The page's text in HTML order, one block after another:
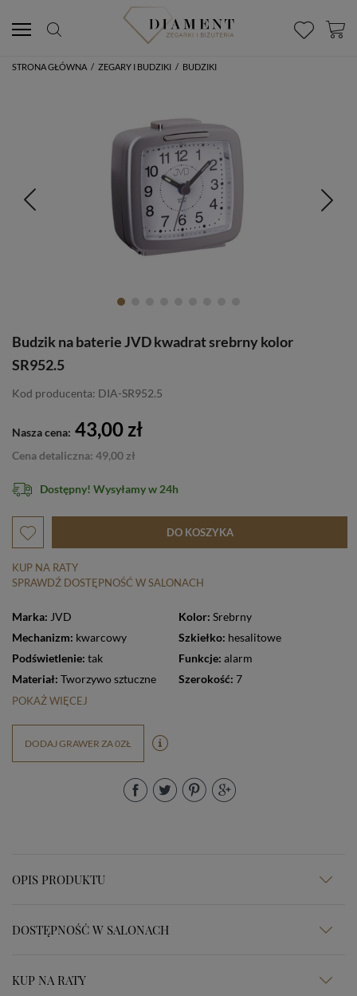
STRONA GŁÓWNA / ZEGARY I BUDZIKI / BUDZIKI
Budzik na baterie JVD kwadrat srebrny kolor
SR952.5
Kod producenta: DIA-SR952.5
Nasza cena: 43,00 zł
Cena detaliczna: 49,00 zł
Dostępny! Wysyłamy w 24h
DO KOSZYKA
KUP NA RATY
SPRAWDŹ DOSTĘPNOŚĆ W SALONACH
Marka: JVD Kolor: Srebrny
Mechanizm: kwarcowy Szkiełko: hesalitowe
Podświetlenie: tak Funkcje: alarm
Materiał: Tworzywo sztuczne Szerokość: 7
POKAŻ WIĘCEJ
DODAJ GRAWER ZA 0ZŁ
OPIS PRODUKTU
DOSTĘPNOŚĆ W SALONACH
KUP NA RATY